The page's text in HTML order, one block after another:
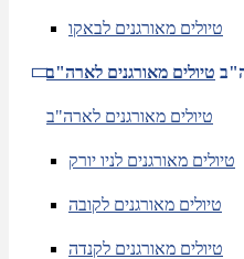
טיולים מאורגנים לבאקו
טיולים מאורגנים לארה"ב
טיולים מאורגנים לארה"ב
טיולים מאורגנים לניו יורק
טיולים מאורגנים לקובה
טיולים מאורגנים לקנדה